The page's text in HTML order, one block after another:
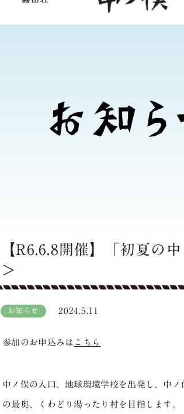
【R6.6.8開催】「初夏の
＞
お知らせ 2024.5.11
参加のお申込みは こちら
中ノ俣の入口、地球環境学校を出発し、中
の最奥、くわどり湯ったり村を目指します。